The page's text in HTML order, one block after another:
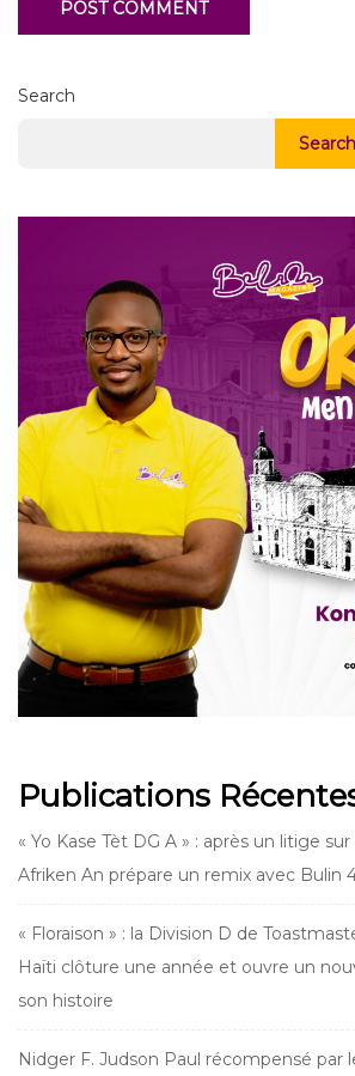
Search
Search
Publications
« Yo Kase Tèt DG A » : après un litige
Afriken An prépare un remix avec Bulin
« Floraison » : la Division D de
Haïti clôture une année et ouvre un
son histoire
Nidger F. Judson Paul récompensé par